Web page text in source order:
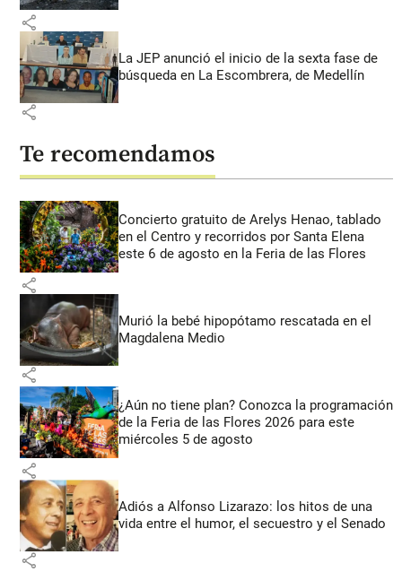
share
La JEP anunció el inicio de la sexta fase de
búsqueda en La Escombrera, de Medellín
share
Te recomendamos
Concierto gratuito de Arelys Henao, tablado
en el Centro y recorridos por Santa Elena
este 6 de agosto en la Feria de las Flores
share
Murió la bebé hipopótamo rescatada en el
Magdalena Medio
share
¿Aún no tiene plan? Conozca la programación
de la Feria de las Flores 2026 para este
miércoles 5 de agosto
share
Adiós a Alfonso Lizarazo: los hitos de una
vida entre el humor, el secuestro y el Senado
share